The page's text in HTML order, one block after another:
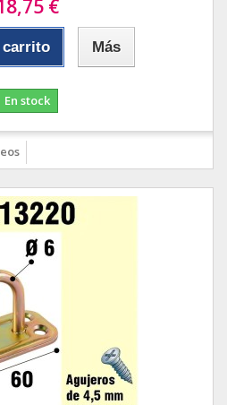
€
carrito Más
En stock